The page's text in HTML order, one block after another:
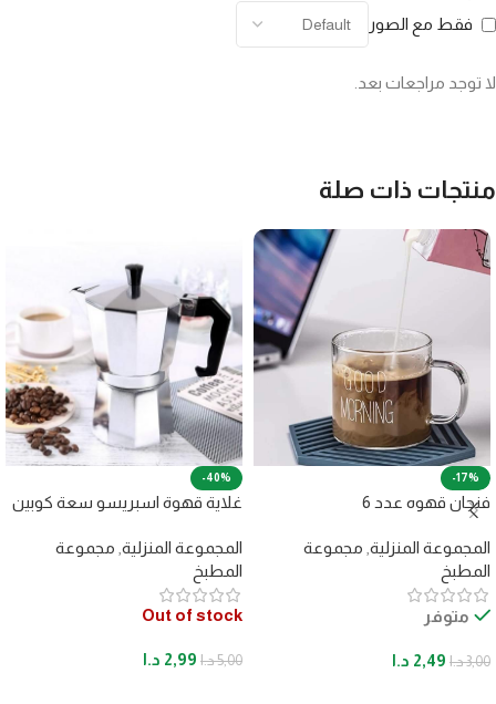
فقط مع الصور
لا توجد مراجعات بعد.
منتجات ذات صلة
-17%
فنجان قهوه عدد 6
المجموعة المنزلية مجموعة
المطبخ
متوفر
3,00د.ا 2,49 د.ا
-40%
غلاية قهوة اسبريسو سعة كوبين
المجموعة المنزلية مجموعة
المطبخ
Out of stock
5,00د.ا 2,99 د.ا